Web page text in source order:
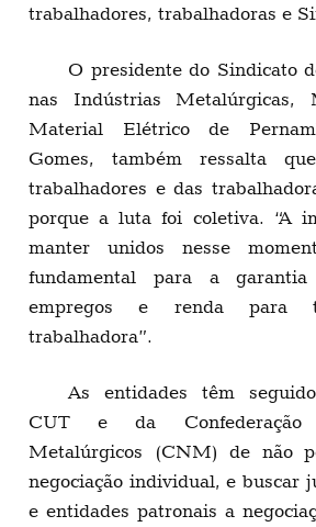
trabalhadores, trabalhadoras e
O presidente do Sindicato
nas Indústrias Metalúrgicas,
Material Elétrico de
Gomes, também ressalta
trabalhadores e das
porque a luta foi coletiva. “A
manter unidos nesse
fundamental para a garantia
empregos e renda para
trabalhadora”.
As entidades têm
CUT e da Confederação
Metalúrgicos (CNM) de não
negociação individual, e buscar
e entidades patronais a